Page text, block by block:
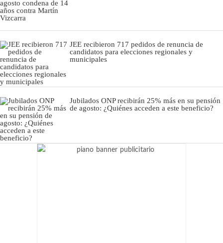
JEE recibieron 717 pedidos de renuncia de
candidatos para elecciones regionales y
municipales
Jubilados ONP recibirán 25% más en su pensión
de agosto: ¿Quiénes acceden a este beneficio?